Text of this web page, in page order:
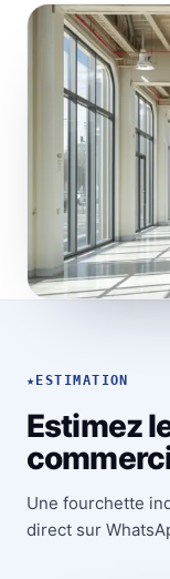
★ ESTIMATION
Estimez
Une fourchette
direct sur